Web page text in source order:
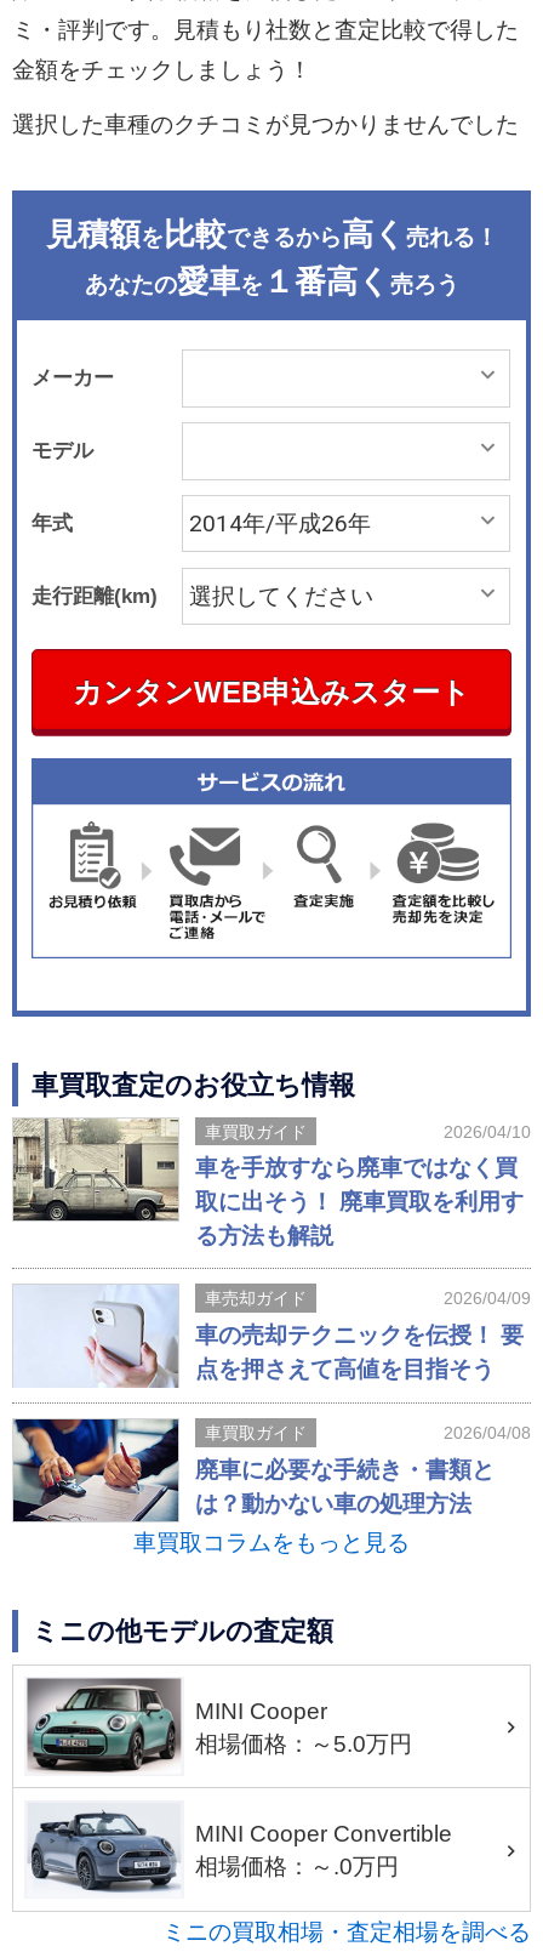
ミ・評判です。見積もり社数と査定比較で得した
金額をチェックしましょう！
選択した車種のクチコミが見つかりませんでした
見積額を 比較できるから高く 売れる！
あなたの愛車を １番高く 売ろう
メーカー
モデル
年式
走行距離(km)
カンタンWEB申込みスタート
車買取査定のお役立ち情報
車買取ガイド 2026/04/10
車を手放すなら廃車ではなく買
取に出そう！ 廃車買取を利用す
る方法も解説
車売却ガイド 2026/04/09
車の売却テクニックを伝授！ 要
点を押さえて高値を目指そう
車買取ガイド 2026/04/08
廃車に必要な手続き・書類と
は？動かない車の処理方法
車買取コラムをもっと見る
ミニの他モデルの査定額
MINI Cooper
相場価格：～5.0万円
MINI Cooper Convertible
相場価格：～.0万円
ミニの買取相場・査定相場を調べる